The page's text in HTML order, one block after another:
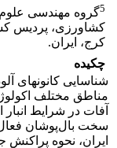
5گروه مهندسی
کشاورزی، پردیس
کرج، ایران.
چکیده
شناسایی کانون­های
مناطق مختلف
آفات در شرایط
سخت بال‌پوشان فعال
ایران، نحوه پراکنش